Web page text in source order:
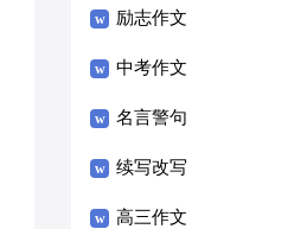
励志作文
中考作文
名言警句
续写改写
高三作文